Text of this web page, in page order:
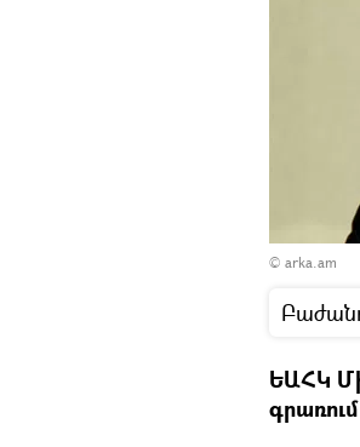
© arka.am
ԵԱՀԿ